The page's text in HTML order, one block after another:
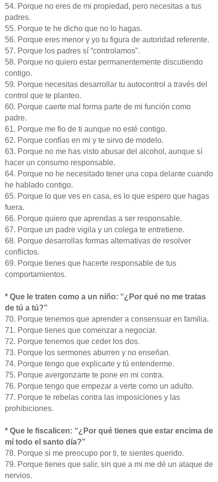
54. Porque no eres de mi propiedad, pero necesitas a tus
padres.
55. Porque te he dicho que no lo hagas.
56. Porque eres menor y yo tu figura de autoridad referente.
57. Porque los padres sí “controlamos”.
58. Porque no quiero estar permanentemente discutiendo
contigo.
59. Porque necesitas desarrollar tu autocontrol a través del
control que te planteo.
60. Porque caerte mal forma parte de mi función como
padre.
61. Porque me fio de ti aunque no esté contigo.
62. Porque confías en mi y te sirvo de modelo.
63. Porque no me has visto abusar del alcohol, aunque sí
hacer un consumo responsable.
64. Porque no he necesitado tener una copa delante cuando
he hablado contigo.
65. Porque lo que ves en casa, es lo que espero que hagas
fuera.
66. Porque quiero que aprendas a ser responsable.
67. Porque un padre vigila y un colega te entretiene.
68. Porque desarrollas formas alternativas de resolver
conflictos.
69. Porque tienes que hacerte responsable de tus
comportamientos.
* Que le traten como a un niño: “¿Por qué no me tratas
de tú a tú?”
70. Porque tenemos que aprender a consensuar en familia.
71. Porque tienes que comenzar a negociar.
72. Porque tenemos que ceder los dos.
73. Porque los sermones aburren y no enseñan.
74. Porque tengo que explicarte y tú entenderme.
75. Porque avergonzarte te pone en mi contra.
76. Porque tengo que empezar a verte como un adulto.
77. Porque te rebelas contra las imposiciones y las
prohibiciones.
* Que le fiscalicen: “¿Por qué tienes que estar encima de
mí todo el santo día?”
78. Porque si me preocupo por ti, te sientes querido.
79. Porque tienes que salir, sin que a mi me dé un ataque de
nervios.